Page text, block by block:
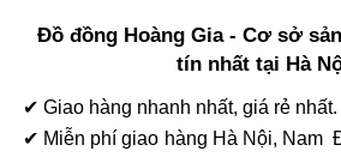
Đồ đồng Hoàng Gia - Cơ sở
tín nhất tại Hà
✔ Giao hàng nhanh nhất, giá rẻ nhất.
✔ Miễn phí giao hàng Hà Nội, Nam